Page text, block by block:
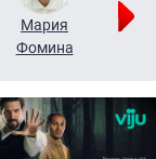
Мария
Фомина